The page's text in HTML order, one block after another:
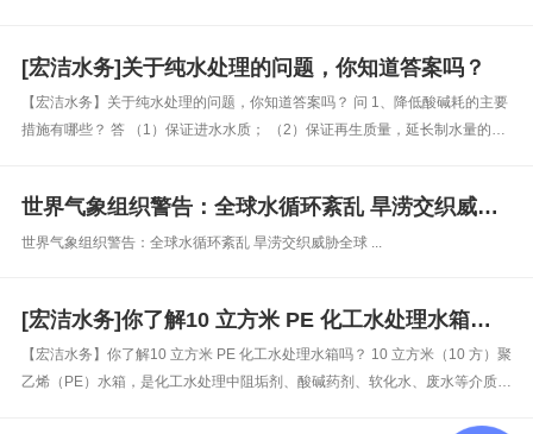
[宏洁水务]关于纯水处理的问题，你知道答案吗？
【宏洁水务】关于纯水处理的问题，你知道答案吗？ 问 1、降低酸碱耗的主要
措施有哪些？ 答 （1）保证进水水质； （2）保证再生质量，延长制水量的周
世界气象组织警告：全球水循环紊乱 旱涝交织威胁全球
[宏洁水务]你了解10 立方米 PE 化工水处理水箱吗？
【宏洁水务】你了解10 立方米 PE 化工水处理水箱吗？​ 10 立方米（10 方）聚
乙烯（PE）水箱，是化工水处理中阻垢剂、酸碱药剂、软化水、废水等介质储